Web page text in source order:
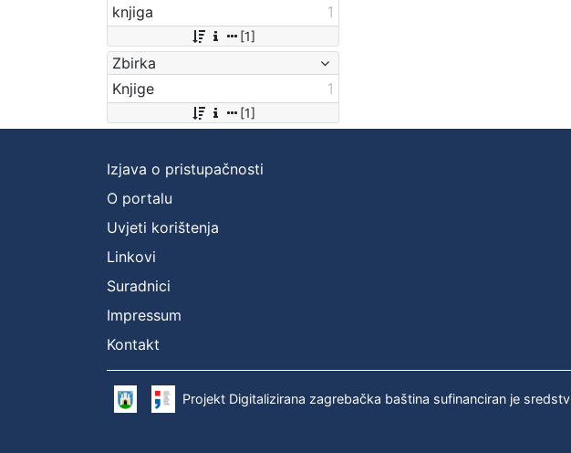
knjiga
1
[1]
Zbirka
Knjige
1
[1]
Izjava o pristupačnosti
O portalu
Uvjeti korištenja
Linkovi
Suradnici
Impressum
Kontakt
Projekt Digitalizirana zagrebačka baština sufinanciran je